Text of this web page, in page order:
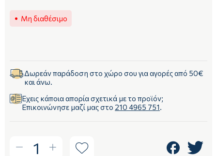
Μη διαθέσιμο
Δωρεάν παράδοση στο χώρο σου για αγορές από 50€
και άνω.
Έχεις κάποια απορία σχετικά με το προϊόν;
Επικοινώνησε μαζί μας στο 210 4965 751.
1